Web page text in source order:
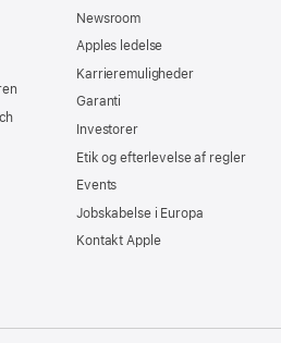
Newsroom
Apples ledelse
Karrieremuligheder
Garanti
Investorer
Etik og efterlevelse af regler
Events
Jobskabelse i Europa
Kontakt Apple